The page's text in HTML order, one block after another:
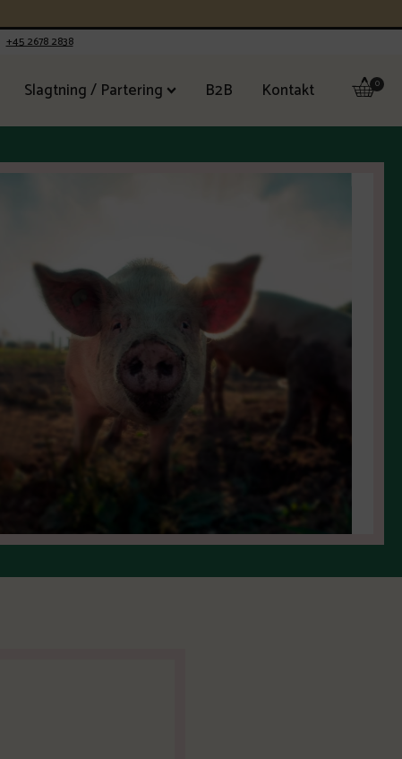
+45 2678 2838
Slagtning / Partering B2B Kontakt